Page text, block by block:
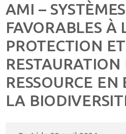
AMI –
FAVORABLES À
PROTECTION
RESTAURATION
RESSOURCE EN
LA